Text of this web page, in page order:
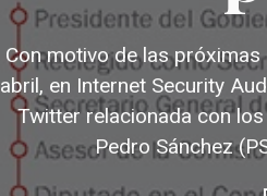
Con motivo de las
abril, en Internet Security
Twitter relacionada con
Pedro Sánchez